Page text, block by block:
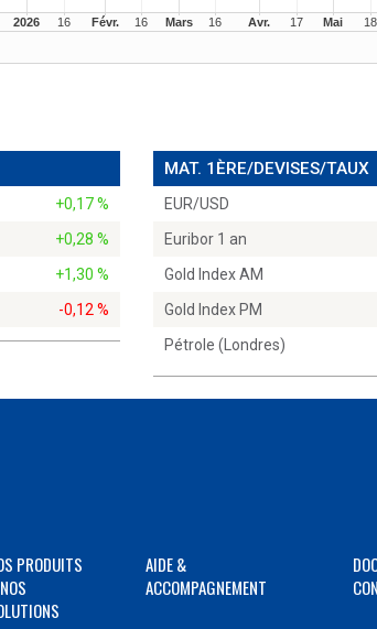
+0,17 %
+0,28 %
+1,30 %
-0,12 %
MAT. 1ÈRE/DEVISES/TAUX
EUR/USD
Euribor 1 an
Gold Index AM
Gold Index PM
Pétrole (Londres)
PRODUITS
AIDE &
ACCOMPAGNEMENT